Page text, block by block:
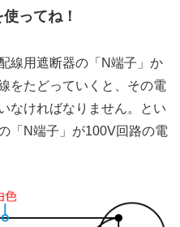
ってね！
線用遮断器の「N端子」か
をたどっていくと、その電
なければなりません。とい
「N端子」が100V回路の電